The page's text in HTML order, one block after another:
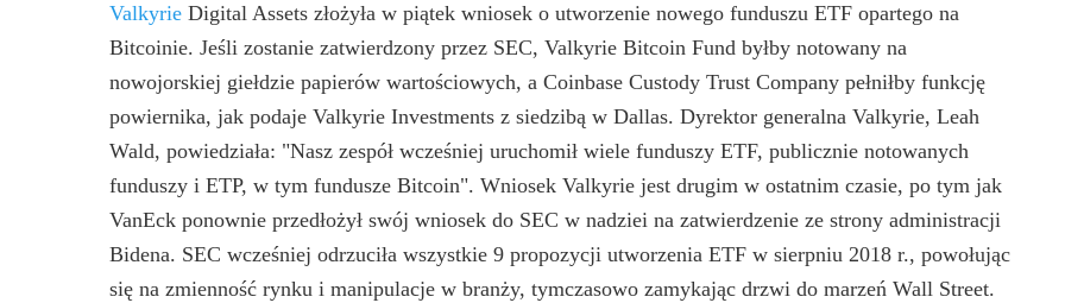
Valkyrie Digital Assets złożyła w piątek wniosek o utworzenie nowego funduszu ETF opartego na
Bitcoinie. Jeśli zostanie zatwierdzony przez SEC, Valkyrie Bitcoin Fund byłby notowany na
nowojorskiej giełdzie papierów wartościowych, a Coinbase Custody Trust Company pełniłby funkcję
powiernika, jak podaje Valkyrie Investments z siedzibą w Dallas. Dyrektor generalna Valkyrie, Leah
Wald, powiedziała: "Nasz zespół wcześniej uruchomił wiele funduszy ETF, publicznie notowanych
funduszy i ETP, w tym fundusze Bitcoin". Wniosek Valkyrie jest drugim w ostatnim czasie, po tym jak
VanEck ponownie przedłożył swój wniosek do SEC w nadziei na zatwierdzenie ze strony administracji
Bidena. SEC wcześniej odrzuciła wszystkie 9 propozycji utworzenia ETF w sierpniu 2018 r., powołując
się na zmienność rynku i manipulacje w branży, tymczasowo zamykając drzwi do marzeń Wall Street.